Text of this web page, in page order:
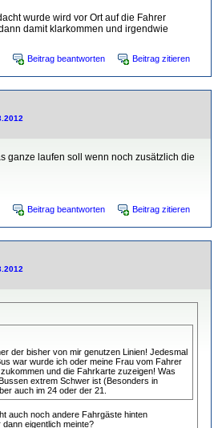
wurde wird vor Ort auf die Fahrer
damit klarkommen und irgendwie
Beitrag beantworten Beitrag zitieren
ganze laufen soll wenn noch zusätzlich die
Beitrag beantworten Beitrag zitieren
der bisher von mir genutzen Linien! Jedesmal
war wurde ich oder meine Frau vom Fahrer
und die Fahrkarte zuzeigen! Was
extrem Schwer ist (Besonders in
auch im 24 oder der 21.
auch noch andere Fahrgäste hinten
eigentlich meinte?